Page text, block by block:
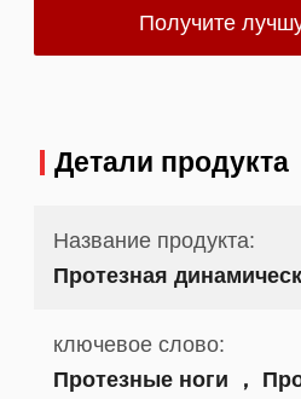
Получите
Детали продукта
Название продукта:
Протезная
ключевое слово:
Протезные ноги ，